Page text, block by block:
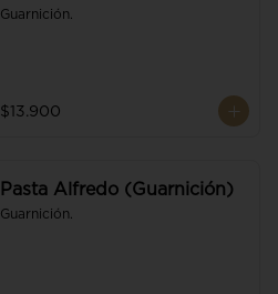
Guarnición.
$13.900
Pasta Alfredo (Guarnición)
Guarnición.